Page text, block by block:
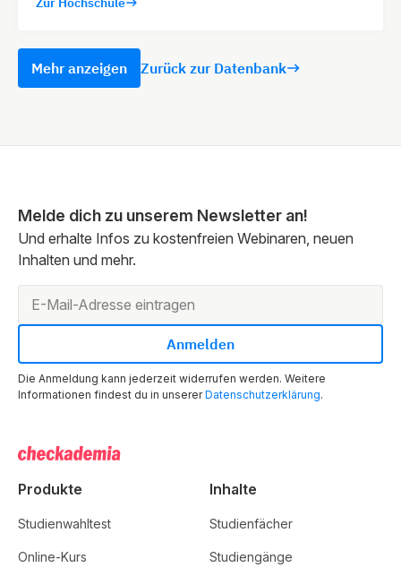
Mehr anzeigen Zurück zur Datenbank
Melde dich zu unserem Newsletter an!
Und erhalte Infos zu kostenfreien Webinaren, neuen
Inhalten und mehr.
Die Anmeldung kann jederzeit widerrufen werden. Weitere
Informationen findest du in unsererDatenschutzerklärung.
Produkte
Studienwahltest
Online-Kurs
Inhalte
Studienfächer
Studiengänge